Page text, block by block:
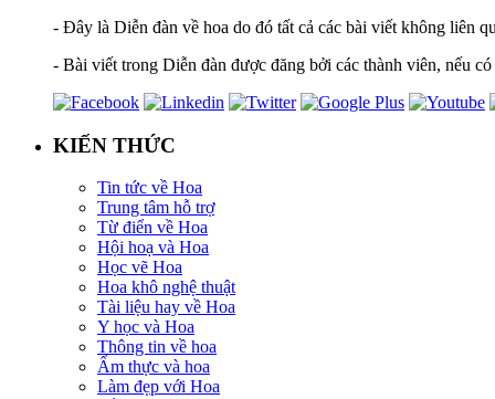
- Đây là Diễn đàn về hoa do đó tất cả các bài viết không liên
- Bài viết trong Diễn đàn được đăng bởi các thành viên, nếu
KIẾN THỨC
Tin tức về Hoa
Trung tâm hỗ trợ
Từ điển về Hoa
Hội hoạ và Hoa
Học vẽ Hoa
Hoa khô nghệ thuật
Tài liệu hay về Hoa
Y học và Hoa
Thông tin về hoa
Ẩm thực và hoa
Làm đẹp với Hoa